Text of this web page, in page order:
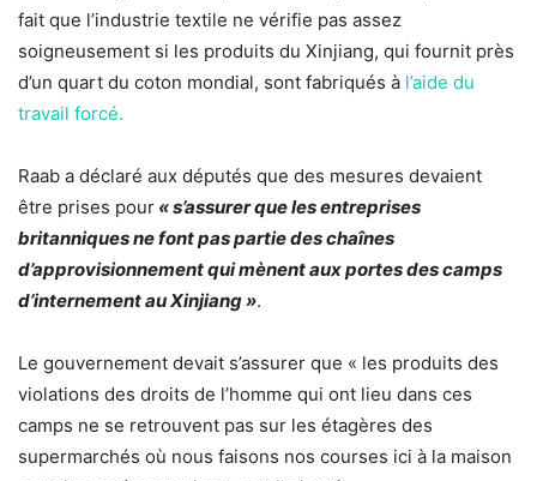
fait que l’industrie textile ne vérifie pas assez
soigneusement si les produits du Xinjiang, qui fournit près
d’un quart du coton mondial, sont fabriqués à l’aide du
travail forcé.
Raab a déclaré aux députés que des mesures devaient
être prises pour « s’assurer que les entreprises
britanniques ne font pas partie des chaînes
d’approvisionnement qui mènent aux portes des camps
d’internement au Xinjiang ».
Le gouvernement devait s’assurer que « les produits des
violations des droits de l’homme qui ont lieu dans ces
camps ne se retrouvent pas sur les étagères des
supermarchés où nous faisons nos courses ici à la maison